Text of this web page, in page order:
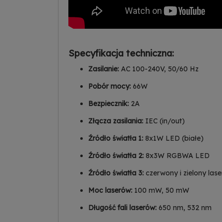
Specyfikacja techniczna:
Zasilanie: AC 100-240V, 50/60 Hz
Pobór mocy: 66W
Bezpiecznik: 2A
Złącza zasilania: IEC (in/out)
Źródło światła 1: 8x1W LED (białe)
Źródło światła 2: 8x3W RGBWA LED
Źródło światła 3: czerwony i zielony
Moc laserów: 100 mW, 50 mW
Długość fali laserów: 650 nm, 532 nm